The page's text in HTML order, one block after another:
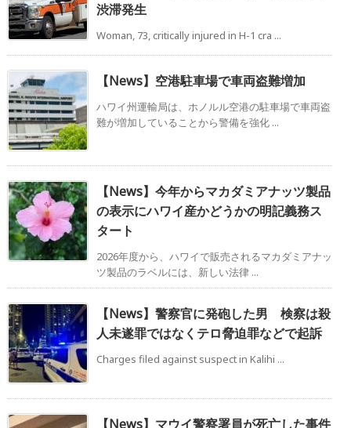
渋滞発生
Woman, 73, critically injured in H-1 cra ...
【News】空港駐車場で車両盗難増加
ハワイ州運輸局は、ホノルル空港の駐車場で車両盗
難が増加していることから警備を強化 ...
【News】今年からマカダミアナッツ製品
の表示にハワイ産かどうかの明記義務ス
タート
2026年度から、ハワイで販売されるマカダミアナッ
ツ製品のラベルには、新しい法律 ...
【News】警察官に発砲した男 検察は殺
人未遂罪ではなくテロ脅迫罪などで起訴
Charges filed against suspect in Kalihi ...
【News】マウイ警察署員が死亡した事件